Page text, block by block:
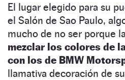
El lugar elegido para su
el Salón de Sao Paulo,
mucho de no ser porque
mezclar los colores de
con los de BMW
llamativa decoración de